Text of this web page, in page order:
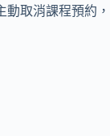
取消課程預約，